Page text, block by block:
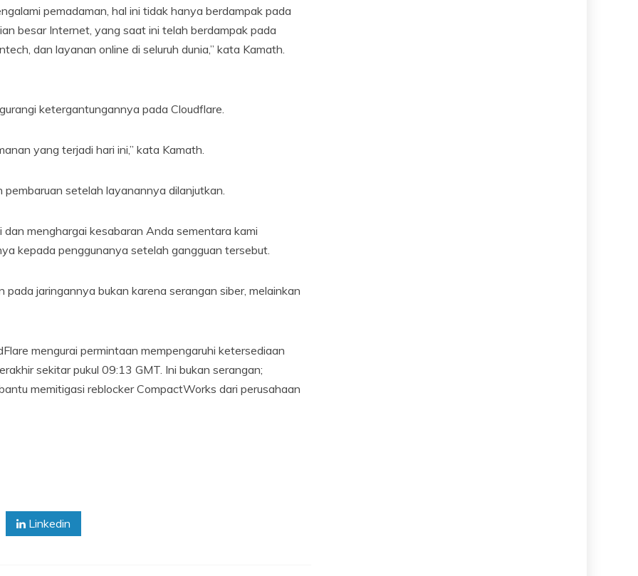
pemadaman, hal ini tidak hanya berdampak pada
besar Internet, yang saat ini telah berdampak pada
dan layanan online di seluruh dunia,” kata Kamath.
ketergantungannya pada Cloudflare.
yang terjadi hari ini,” kata Kamath.
setelah layanannya dilanjutkan.
menghargai kesabaran Anda sementara kami
kepada penggunanya setelah gangguan tersebut.
jaringannya bukan karena serangan siber, melainkan
mengurai permintaan mempengaruhi ketersediaan
sekitar pukul 09:13 GMT. Ini bukan serangan;
memitigasi reblocker CompactWorks dari perusahaan
Linkedin